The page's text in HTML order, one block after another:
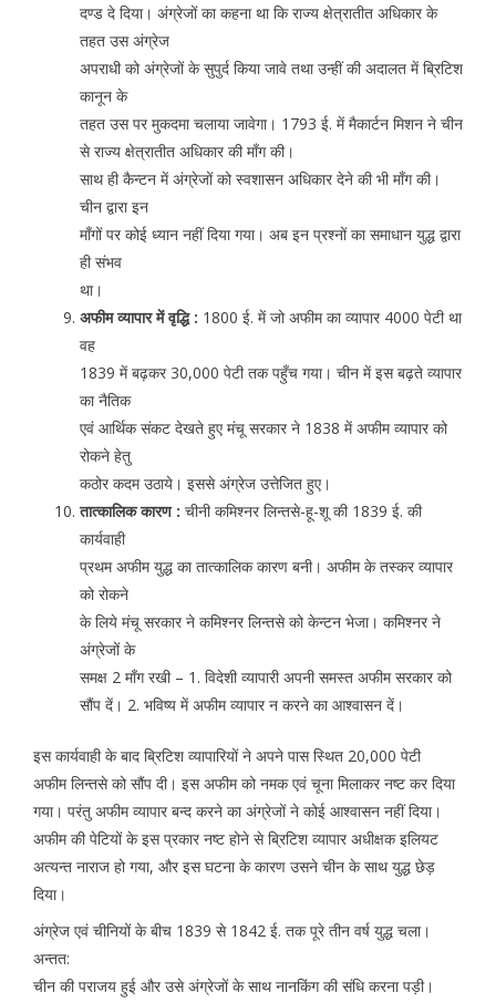
दण्ड दे दिया। अंग्रेजों का कहना था कि राज्य क्षेत्रातीत अधिकार के
तहत उस अंग्रेज
अपराधी को अंग्रेजों के सुपुर्द किया जावे तथा उन्हीं की अदालत में ब्रिटिश
कानून के
तहत उस पर मुकदमा चलाया जावेगा। 1793 ई. में मैकार्टन मिशन ने चीन
से राज्य क्षेत्रातीत अधिकार की माँग की।
साथ ही कैन्टन में अंग्रेजों को स्वशासन अधिकार देने की भी माँग की।
चीन द्वारा इन
माँगों पर कोई ध्यान नहीं दिया गया। अब इन प्रश्नों का समाधान युद्ध द्वारा
ही संभव
था।
अफीम व्यापार में वृद्धि : 1800 ई. में जो अफीम का व्यापार 4000 पेटी था
वह
1839 में बढ़कर 30,000 पेटी तक पहुँच गया। चीन में इस बढ़ते व्यापार
का नैतिक
एवं आर्थिक संकट देखते हुए मंचू सरकार ने 1838 में अफीम व्यापार को
रोकने हेतु
कठोर कदम उठाये। इससे अंग्रेज उत्तेजित हुए।
तात्कालिक कारण : चीनी कमिश्नर लिन्तसे-हू-शू की 1839 ई. की
कार्यवाही
प्रथम अफीम युद्ध का तात्कालिक कारण बनी। अफीम के तस्कर व्यापार
को रोकने
के लिये मंचू सरकार ने कमिश्नर लिन्तसे को केन्टन भेजा। कमिश्नर ने
अंग्रेजों के
समक्ष 2 माँग रखी – 1. विदेशी व्यापारी अपनी समस्त अफीम सरकार को
सौंप दें। 2. भविष्य में अफीम व्यापार न करने का आश्वासन दें।
इस कार्यवाही के बाद ब्रिटिश व्यापारियों ने अपने पास स्थित 20,000 पेटी
अफीम लिन्तसे को सौंप दी। इस अफीम को नमक एवं चूना मिलाकर नष्ट कर दिया
गया। परंतु अफीम व्यापार बन्द करने का अंग्रेजों ने कोई आश्वासन नहीं दिया।
अफीम की पेटियों के इस प्रकार नष्ट होने से ब्रिटिश व्यापार अधीक्षक इलियट
अत्यन्त नाराज हो गया, और इस घटना के कारण उसने चीन के साथ युद्ध छेड़
दिया।
अंग्रेज एवं चीनियों के बीच 1839 से 1842 ई. तक पूरे तीन वर्ष युद्ध चला।
अन्तत:
चीन की पराजय हुई और उसे अंग्रेजों के साथ नानकिंग की संधि करना पड़ी।